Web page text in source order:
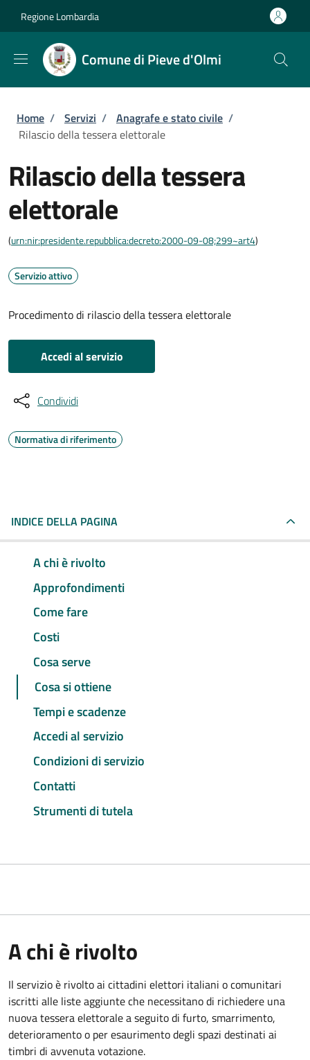
Regione Lombardia
Comune di Pieve d'Olmi
Briciole di pane
Home / Servizi / Anagrafe e stato civile /
Rilascio della tessera elettorale
Rilascio della tessera
elettorale
(urn:nir:presidente.repubblica:decreto:2000-09-08;299~art4)
Servizio attivo
Procedimento di rilascio della tessera elettorale
Accedi al servizio
Condividi
Normativa di riferimento
INDICE DELLA PAGINA
A chi è rivolto
Approfondimenti
Come fare
Costi
Cosa serve
Cosa si ottiene
Tempi e scadenze
Accedi al servizio
Condizioni di servizio
Contatti
Strumenti di tutela
A chi è rivolto
Il servizio è rivolto ai cittadini elettori italiani o comunitari
iscritti alle liste aggiunte che necessitano di richiedere una
nuova tessera elettorale a seguito di furto, smarrimento,
deterioramento o per esaurimento degli spazi destinati ai
timbri di avvenuta votazione.